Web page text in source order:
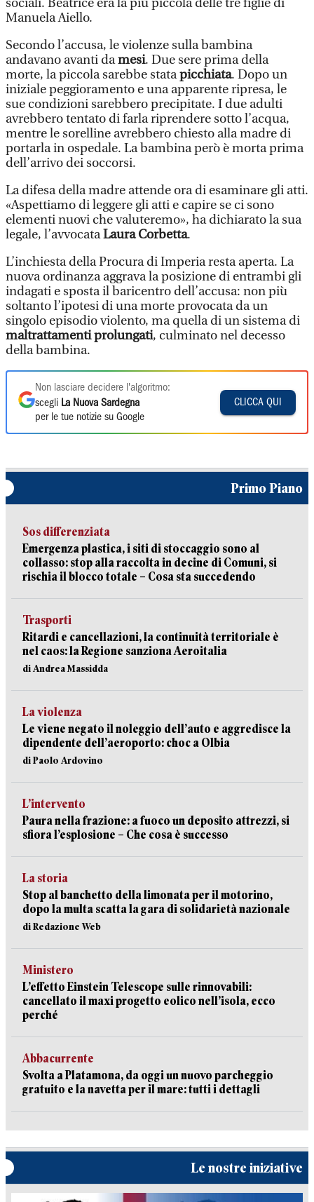
sociali. Beatrice era la più piccola delle tre figlie di
Manuela Aiello.
Secondo l’accusa, le violenze sulla bambina
andavano avanti damesi. Due sere prima della
morte, la piccola sarebbe statapicchiata. Dopo un
iniziale peggioramento e una apparente ripresa, le
sue condizioni sarebbero precipitate. I due adulti
avrebbero tentato di farla riprendere sotto l’acqua,
mentre le sorelline avrebbero chiesto alla madre di
portarla in ospedale. La bambina però è morta prima
dell’arrivo dei soccorsi.
La difesa della madre attende ora di esaminare gli atti.
«Aspettiamo di leggere gli atti e capire se ci sono
elementi nuovi che valuteremo», ha dichiarato la sua
legale, l’avvocataLaura Corbetta.
L’inchiesta della Procura di Imperia resta aperta. La
nuova ordinanza aggrava la posizione di entrambi gli
indagati e sposta il baricentro dell’accusa: non più
soltanto l’ipotesi di una morte provocata da un
singolo episodio violento, ma quella di un sistema di
maltrattamenti prolungati, culminato nel decesso
della bambina.
Non lasciare decidere l'algoritmo:
scegli La Nuova Sardegna
per le tue notizie su Google
CLICCA QUI
Primo Piano
Sos differenziata
Emergenza plastica, i siti di stoccaggio sono al
collasso: stop alla raccolta in decine di Comuni, si
rischia il blocco totale – Cosa sta succedendo
Trasporti
Ritardi e cancellazioni, la continuità territoriale è
nel caos: la Regione sanziona Aeroitalia
di Andrea Massidda
La violenza
Le viene negato il noleggio dell’auto e aggredisce la
dipendente dell’aeroporto: choc a Olbia
di Paolo Ardovino
L’intervento
Paura nella frazione: a fuoco un deposito attrezzi, si
sfiora l’esplosione – Che cosa è successo
La storia
Stop al banchetto della limonata per il motorino,
dopo la multa scatta la gara di solidarietà nazionale
di Redazione Web
Ministero
L’effetto Einstein Telescope sulle rinnovabili:
cancellato il maxi progetto eolico nell’isola, ecco
perché
Abbacurrente
Svolta a Platamona, da oggi un nuovo parcheggio
gratuito e la navetta per il mare: tutti i dettagli
Le nostre iniziative